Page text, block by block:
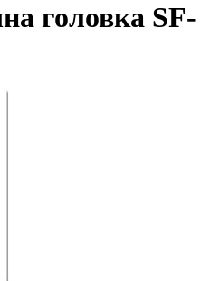
головка SF-